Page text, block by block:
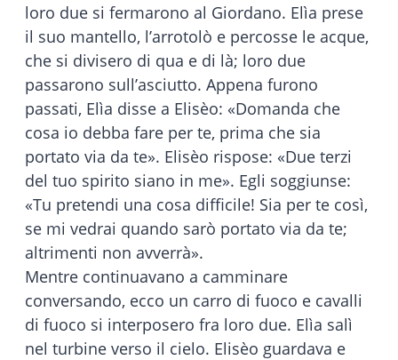
loro due si fermarono al Giordano. Elìa prese
il suo mantello, l’arrotolò e percosse le acque,
che si divisero di qua e di là; loro due
passarono sull’asciutto. Appena furono
passati, Elìa disse a Elisèo: «Domanda che
cosa io debba fare per te, prima che sia
portato via da te». Elisèo rispose: «Due terzi
del tuo spirito siano in me». Egli soggiunse:
«Tu pretendi una cosa difficile! Sia per te così,
se mi vedrai quando sarò portato via da te;
altrimenti non avverrà».
Mentre continuavano a camminare
conversando, ecco un carro di fuoco e cavalli
di fuoco si interposero fra loro due. Elìa salì
nel turbine verso il cielo. Elisèo guardava e